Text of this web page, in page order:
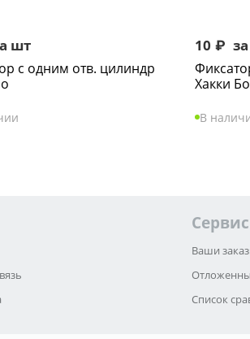
шт
с одним отв. цилиндр
10 ₽
Хакки
В
Сервис
Ваши
Список